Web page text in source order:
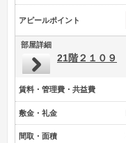
アピールポイント
部屋詳細
21階２１０９
賃料・管理費・共益費
敷金・礼金
間取・面積